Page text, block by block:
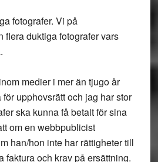
fotografer. Vi på
flera duktiga fotografer vars
medier i mer än tjugo år
upphovsrätt och jag har stor
ska kunna få betalt för sina
om en webbpublicist
han/hon inte har rättigheter till
faktura och krav på ersättning.